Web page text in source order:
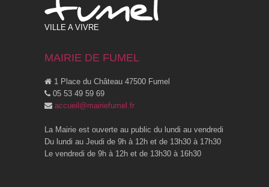
VILLE A VIVRE
MAIRIE DE FUMEL
1 Place du Château 47500 Fumel
05 53 49 59 69
accueil@mairiefumel.fr
La Mairie est ouverte au public du lundi au vendredi
Du lundi au Jeudi de 9h à 12h et de 13h30 à 17h30
Le vendredi de 9h à 12h et de 13h30 à 16h30